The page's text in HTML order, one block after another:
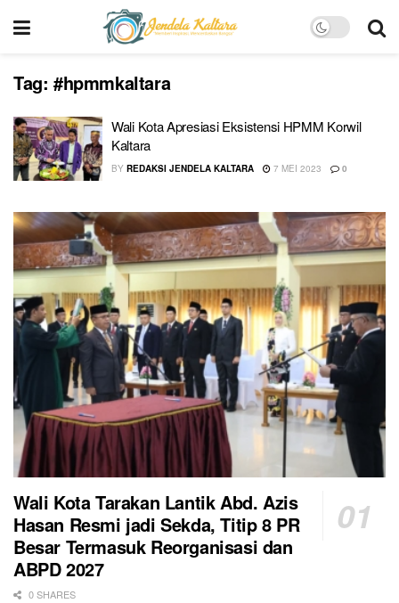
Tag: #hpmmkaltara
Wali Kota Apresiasi Eksistensi HPMM Korwil
Kaltara
BY REDAKSI JENDELA KALTARA 7 MEI 2023 0
Wali Kota Tarakan Lantik Abd. Azis
Hasan Resmi jadi Sekda, Titip 8 PR
Besar Termasuk Reorganisasi dan
ABPD 2027
0 SHARES